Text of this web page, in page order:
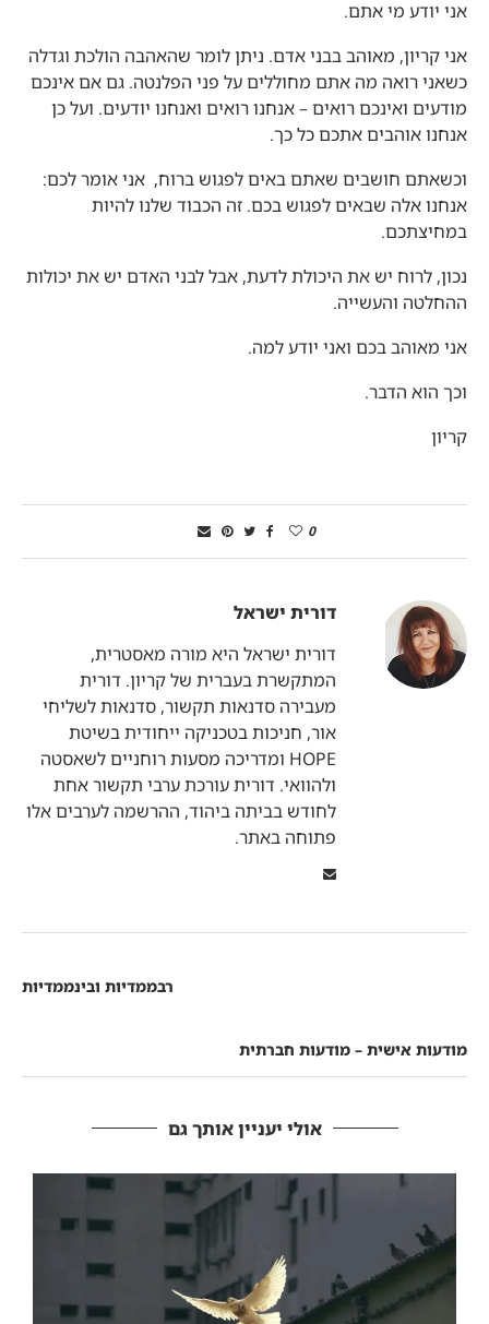
אני יודע מי אתם.
אני קריון, מאוהב בבני אדם. ניתן לומר שהאהבה הולכת וגדלה
כשאני רואה מה אתם מחוללים על פני הפלנטה. גם אם אינכם
מודעים ואינכם רואים – אנחנו רואים ואנחנו יודעים. ועל כן
אנחנו אוהבים אתכם כל כך.
וכשאתם חושבים שאתם באים לפגוש ברוח, אני אומר לכם:
אנחנו אלה שבאים לפגוש בכם. זה הכבוד שלנו להיות
במחיצתכם.
נכון, לרוח יש את היכולת לדעת, אבל לבני האדם יש את יכולות
ההחלטה והעשייה.
אני מאוהב בכם ואני יודע למה.
וכך הוא הדבר.
קריון
0
דורית ישראל
דורית ישראל היא מורה מאסטרית,
המתקשרת בעברית של קריון. דורית
מעבירה סדנאות תקשור, סדנאות לשליחי
אור, חניכות בטכניקה ייחודית בשיטת
HOPE ומדריכה מסעות רוחניים לשאסטה
ולהוואי. דורית עורכת ערבי תקשור אחת
לחודש בביתה ביהוד, ההרשמה לערבים אלו
פתוחה באתר.
רבממדיות ובינממדיות
מודעות אישית – מודעות חברתית
אולי יעניין אותך גם